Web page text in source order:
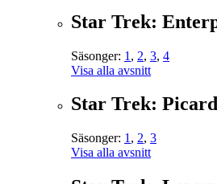
Star Trek:
Säsonger: 1 , 2, 3, 4
Visa alla avsnitt
Star Trek: Picard
Säsonger: 1 , 2, 3
Visa alla avsnitt